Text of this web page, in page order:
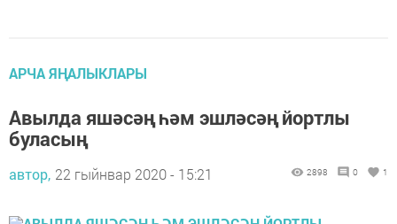
АРЧА ЯҢАЛЫКЛАРЫ
Авылда яшәсәң һәм эшләсәң йортлы
буласың
автор, 22 гыйнвар 2020 - 15:21 2898 0 1